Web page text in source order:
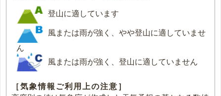
登山に適しています
風または雨が強く、やや登山に適していませ
ん
風または雨が強く、登山に適していません
［気象情報ご利用上の注意］